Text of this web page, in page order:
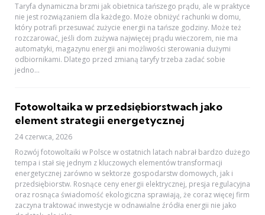
Taryfa dynamiczna brzmi jak obietnica tańszego prądu, ale w praktyce
nie jest rozwiązaniem dla każdego. Może obniżyć rachunki w domu,
który potrafi przesuwać zużycie energii na tańsze godziny. Może też
rozczarować, jeśli dom zużywa najwięcej prądu wieczorem, nie ma
automatyki, magazynu energii ani możliwości sterowania dużymi
odbiornikami. Dlatego przed zmianą taryfy trzeba zadać sobie
jedno...
Fotowoltaika w przedsiębiorstwach jako
element strategii energetycznej
24 czerwca, 2026
Rozwój fotowoltaiki w Polsce w ostatnich latach nabrał bardzo dużego
tempa i stał się jednym z kluczowych elementów transformacji
energetycznej zarówno w sektorze gospodarstw domowych, jak i
przedsiębiorstw. Rosnące ceny energii elektrycznej, presja regulacyjna
oraz rosnąca świadomość ekologiczna sprawiają, że coraz więcej firm
zaczyna traktować inwestycje w odnawialne źródła energii nie jako